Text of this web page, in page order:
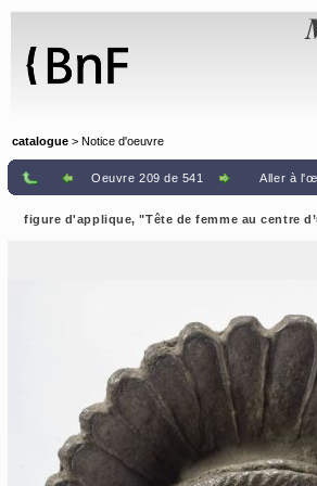
catalogue > Notice d'oeuvre
Oeuvre 209 de 541 Aller à
figure d'applique, "Tête de femme au centre